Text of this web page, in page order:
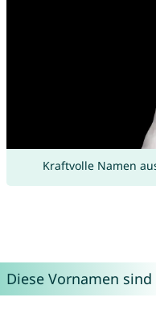
Kraftvolle Namen
Diese Vornamen